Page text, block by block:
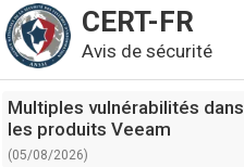
CERT-FR
Avis de sécurité
Multiples vulnérabilités dans
les produits Veeam
(05/08/2026)